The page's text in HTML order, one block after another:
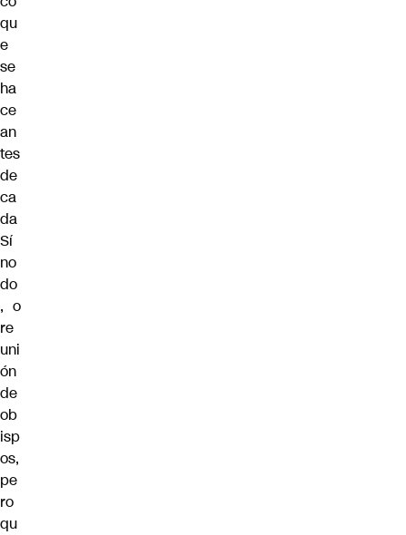
qu
e
se
ha
ce
an
tes
de
ca
da
Sí
no
do
, o
re
uni
ón
de
ob
isp
os,
pe
ro
qu